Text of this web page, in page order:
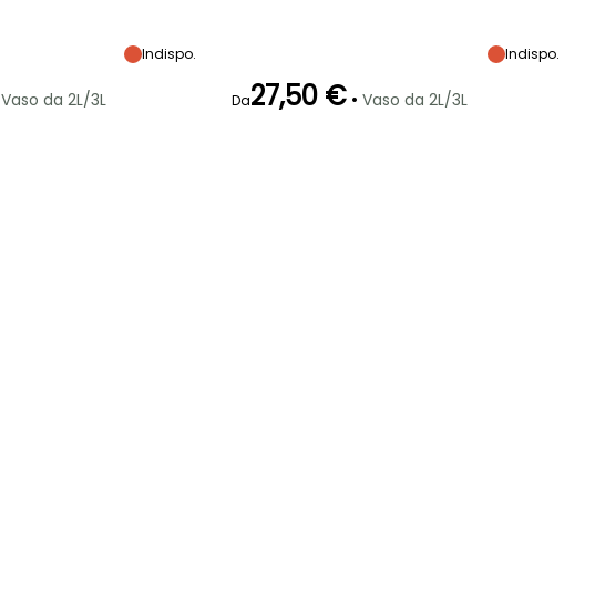
Indispo.
Vaso da 2L/3L
Indispo.
Da27,50 € • Vaso da 2L/3L